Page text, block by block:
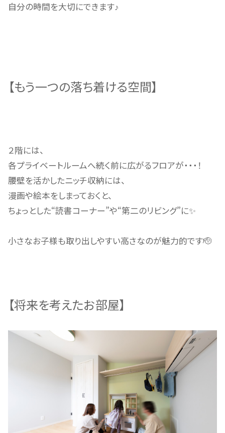
自分の時間を大切にできます♪
【もう一つの落ち着ける空間】
２階には、
各プライベートルームへ続く前に広がるフロアが・・・！
腰壁を活かしたニッチ収納には、
漫画や絵本をしまっておくと、
ちょっとした“読書コーナー”や“第二のリビング”に✨
小さなお子様も取り出しやすい高さなのが魅力的です🫡
【将来を考えたお部屋】